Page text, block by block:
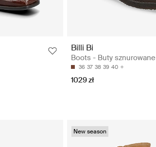
Billi Bi
Boots - Buty sznurowane
36 37 38 39 40
1029 zł
New season